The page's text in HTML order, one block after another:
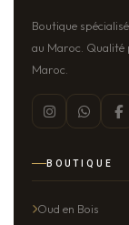
Boutique
au Maroc.
Maroc.
BOUTIQUE
Oud en Bois